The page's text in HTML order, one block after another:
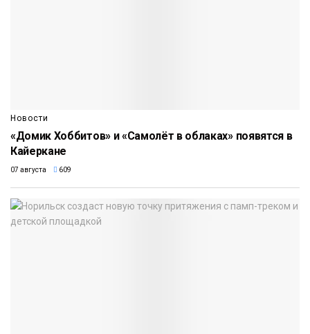
Новости
«Домик Хоббитов» и «Самолёт в облаках» появятся в
Кайеркане
07 августа 609